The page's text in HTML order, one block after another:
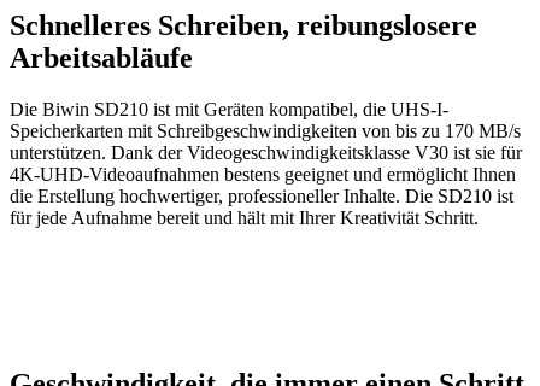
Schnelleres Schreiben, reibungslosere
Arbeitsabläufe
Die Biwin SD210 ist mit Geräten kompatibel, die UHS-I-
Speicherkarten mit Schreibgeschwindigkeiten von bis zu 170 MB/s
unterstützen. Dank der Videogeschwindigkeitsklasse V30 ist sie für
4K-UHD-Videoaufnahmen bestens geeignet und ermöglicht Ihnen
die Erstellung hochwertiger, professioneller Inhalte. Die SD210 ist
für jede Aufnahme bereit und hält mit Ihrer Kreativität Schritt.